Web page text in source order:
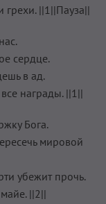
||1||Пауза||
сердце.
в ад.
награды. ||1||
Бога.
мировой
убежит прочь.
||2||